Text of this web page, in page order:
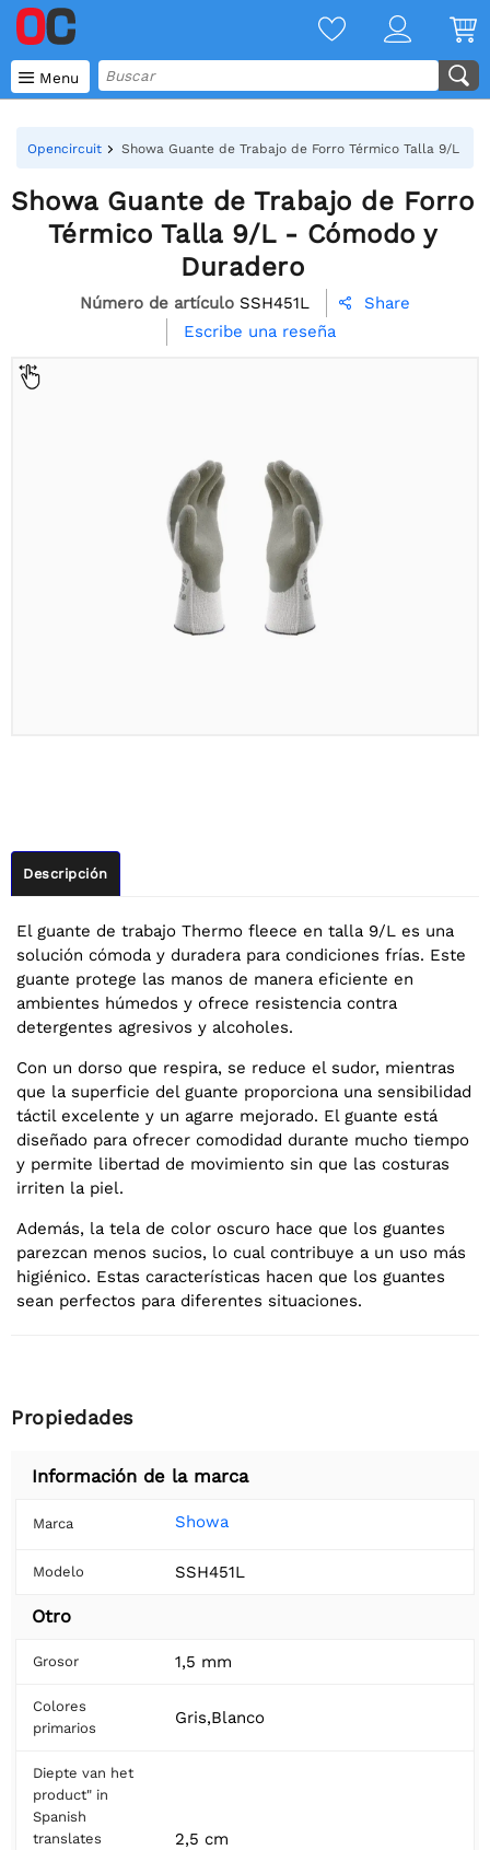
 Menu
Opencircuit Showa Guante de Trabajo de Forro Térmico Talla 9/L -
Showa Guante de Trabajo de Forro
Térmico Talla 9/L - Cómodo y
Duradero
Número de artículo SSH451L 
Share
Escribe una reseña
Descripción
El guante de trabajo Thermo fleece en talla 9/L es una
solución cómoda y duradera para condiciones frías. Este
guante protege las manos de manera eficiente en
ambientes húmedos y ofrece resistencia contra
detergentes agresivos y alcoholes.
Con un dorso que respira, se reduce el sudor, mientras
que la superficie del guante proporciona una sensibilidad
táctil excelente y un agarre mejorado. El guante está
diseñado para ofrecer comodidad durante mucho tiempo
y permite libertad de movimiento sin que las costuras
irriten la piel.
Además, la tela de color oscuro hace que los guantes
parezcan menos sucios, lo cual contribuye a un uso más
higiénico. Estas características hacen que los guantes
sean perfectos para diferentes situaciones.
Propiedades
Información de la marca
Marca Showa
Modelo SSH451L
Otro
Grosor 1,5 mm
Colores
primarios
Gris,Blanco
Diepte van het
product" in
Spanish
translates
2,5 cm